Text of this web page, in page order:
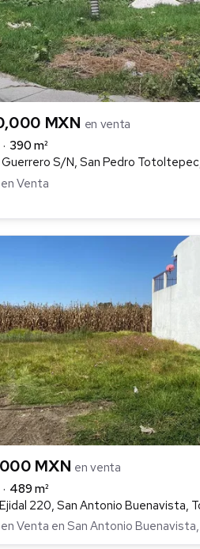
MXN en venta
390 m²
S/N, San Pedro
Venta
MXN en venta
489 m²
220, San Antonio Buenavista,
Venta en San Antonio